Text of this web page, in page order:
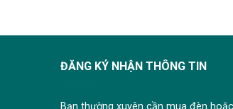
ĐĂNG KÝ NHẬN THÔNG TIN
Bạn thường xuyên cần mua đèn